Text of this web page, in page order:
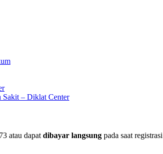
Sakit – Diklat Center
atau dapatdibayar langsung pada saat registrasi